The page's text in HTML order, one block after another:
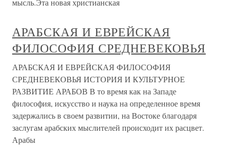
мысль.Эта новая христианская
АРАБСКАЯ И ЕВРЕЙСКАЯ
ФИЛОСОФИЯ СРЕДНЕВЕКОВЬЯ
АРАБСКАЯ И ЕВРЕЙСКАЯ ФИЛОСОФИЯ
СРЕДНЕВЕКОВЬЯ ИСТОРИЯ И КУЛЬТУРНОЕ
РАЗВИТИЕ АРАБОВ В то время как на Западе
философия, искусство и наука на определенное время
задержались в своем развитии, на Востоке благодаря
заслугам арабских мыслителей происходит их расцвет.
Арабы